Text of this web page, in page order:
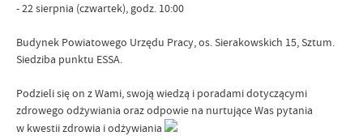
- 22 sierpnia (czwartek), godz. 10:00
Budynek Powiatowego Urzędu Pracy, os. Sierakowskich 15, Sztum.
Siedziba punktu ESSA.
Podzieli się on z Wami, swoją wiedzą i poradami dotyczącymi
zdrowego odżywiania oraz odpowie na nurtujące Was pytania
w kwestii zdrowia i odżywiania